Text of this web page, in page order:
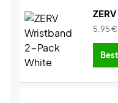
5,95€